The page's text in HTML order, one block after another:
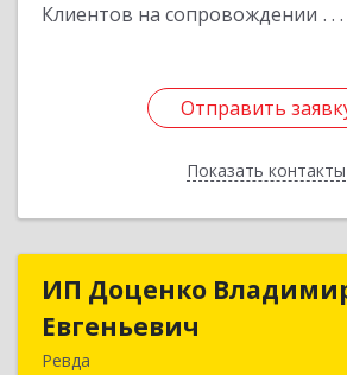
Клиентов на сопровождении
Отправить
Показать контакты
Отправить
Назад
ИП Доценко
Евгеньевич
Ревда
ИП Доценко